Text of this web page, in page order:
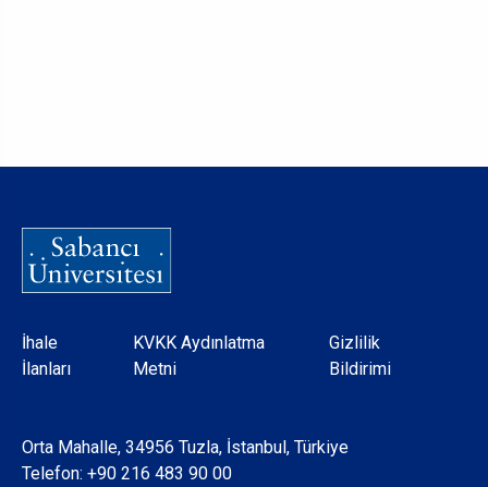
Dipnot
İhale
İlanları
KVKK Aydınlatma
Metni
Gizlilik
Bildirimi
Orta Mahalle, 34956 Tuzla, İstanbul, Türkiye
Telefon: +90 216 483 90 00